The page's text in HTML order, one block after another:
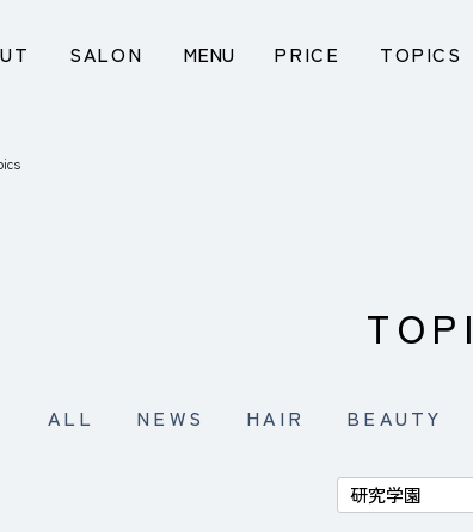
SALON MENU PRICE TOPICS
ALL NEWS HAIR BEAUTY